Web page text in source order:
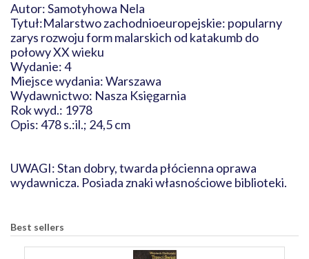
Autor: Samotyhowa Nela
Tytuł:Malarstwo zachodnioeuropejskie: popularny
zarys rozwoju form malarskich od katakumb do
połowy XX wieku
Wydanie: 4
Miejsce wydania: Warszawa
Wydawnictwo: Nasza Księgarnia
Rok wyd.: 1978
Opis: 478 s.:il.; 24,5 cm
UWAGI: Stan dobry, twarda płócienna oprawa
wydawnicza. Posiada znaki własnościowe biblioteki.
Best sellers